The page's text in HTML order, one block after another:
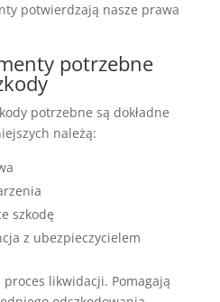
potwierdzają nasze prawa
potrzebne
potrzebne są dokładne
należą:
szkodę
z ubezpieczycielem
likwidacji. Pomagają